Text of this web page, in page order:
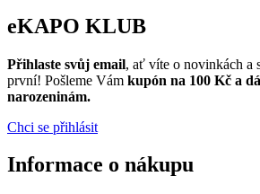
eKAPO KLUB
Přihlaste svůj email, ať víte o novinkách a
první! Pošleme Vám kupón na 100 Kč a
narozeninám.
Chci se přihlásit
Informace o nákupu